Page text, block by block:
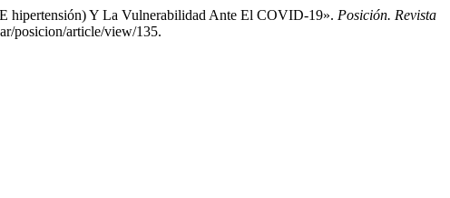
hipertensión) Y La Vulnerabilidad Ante El COVID-19». Posición. Revista
posicion/article/view/135.